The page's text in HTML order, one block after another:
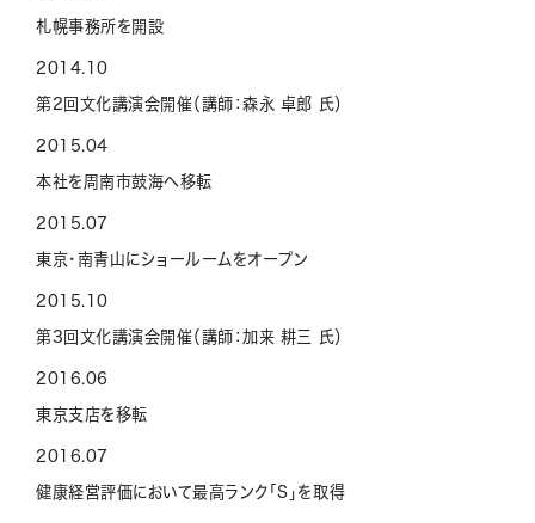
札幌事務所を開設
2014.10
第2回文化講演会開催（講師：森永 卓郎 氏）
2015.04
本社を周南市鼓海へ移転
2015.07
東京・南青山にショールームをオープン
2015.10
第3回文化講演会開催（講師：加来 耕三 氏）
2016.06
東京支店を移転
2016.07
健康経営評価において最高ランク「S」を取得